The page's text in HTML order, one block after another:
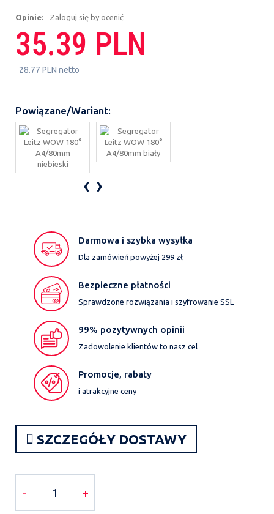
Opinie: Zaloguj się by ocenić
35.39 PLN
28.77 PLN netto
Powiązane/Wariant:
‹ ›
Darmowa i szybka wysyłka
Dla zamówień powyżej 299 zł
Bezpieczne płatności
Sprawdzone rozwiązania i szyfrowanie SSL
99% pozytywnych opinii
Zadowolenie klientów to nasz cel
Promocje, rabaty
i atrakcyjne ceny
SZCZEGÓŁY DOSTAWY
- +